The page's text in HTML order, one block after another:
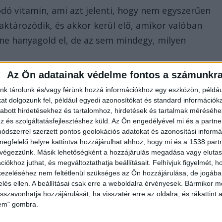
Az Ön adatainak védelme fontos a
tárolunk és/vagy férünk hozzá információkhoz egy eszközön,
dolgozunk fel, például egyedi azonosítókat és standard
hirdetésekhez és tartalomhoz, hirdetések és tartalmak
és szolgáltatásfejlesztéshez küld. Az Ön engedélyével mi és a
szerzett pontos geolokációs adatokat és azonosítási
helyre kattintva hozzájárulhat ahhoz, hogy mi és a 1538
Másik lehetőségként a hozzájárulás megadása vagy
juthat, és megváltoztathatja beállításait. Felhívjuk figyelmét,
nem feltétlenül szükséges az Ön hozzájárulása, de
ellen. A beállításai csak erre a weboldalra érvényesek. Bármikor
hozzájárulását, ha visszatér erre az oldalra, és rákattint
gombra.
vitamin, ami azt jelenti, hogy nem egyszerűen
és akkor kerül elő, amikor valóban
hanyagold el, de az sem mindegy, milyen
a csontoknak. Hatással van az immunrendszer
sőt még a közérzetre is. Nem véletlen, hogy
fáradtsággal, levertséggel, vagy azzal az érzéssel,
lendületesen.
a természetes D-vitamin-termelés. Ilyenkor a
a szabadban, és a bőrünk is kevesebb
az ideális szint, főleg, ha sok a zárt térben töltött